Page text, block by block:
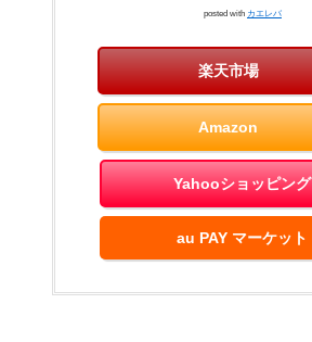
posted with カエレバ
楽天市場
Amazon
Yahooショッピング
au PAY マーケット